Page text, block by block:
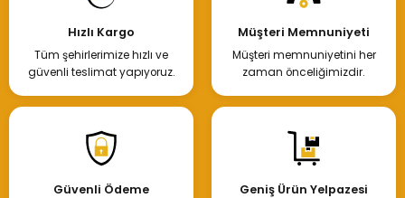
Hızlı Kargo
Tüm şehirlerimize hızlı ve
güvenli teslimat yapıyoruz.
Müşteri Memnuniyeti
Müşteri memnuniyetini her
zaman önceliğimizdir.
Güvenli Ödeme Geniş Ürün Yelpazesi